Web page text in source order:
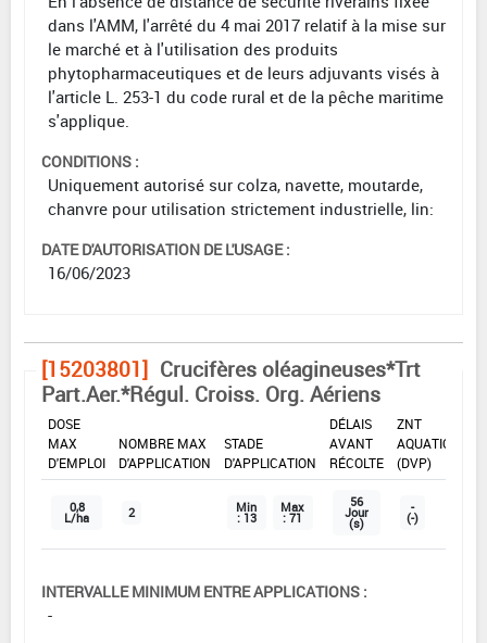
dans l'AMM, l'arrêté du 4 mai 2017 relatif à la mise sur
le marché et à l'utilisation des produits
phytopharmaceutiques et de leurs adjuvants visés à
l'article L. 253-1 du code rural et de la pêche maritime
s'applique.
CONDITIONS :
Uniquement autorisé sur colza, navette, moutarde,
chanvre pour utilisation strictement industrielle, lin:
DATE D'AUTORISATION DE L'USAGE :
16/06/2023
[15203801] Crucifères oléagineuses*Trt
Part.Aer.*Régul. Croiss. Org. Aériens
DOSE
MAX
D'EMPLOI
NOMBRE MAX
D'APPLICATION
STADE
D'APPLICATION
DÉLAIS
AVANT
RÉCOLTE
ZNT
AQUATIQUE
(DVP)
0,8
L/ha 2 Min
: 13
Max
: 71
56
Jour
(s)
-
(-)
INTERVALLE MINIMUM ENTRE APPLICATIONS :
-